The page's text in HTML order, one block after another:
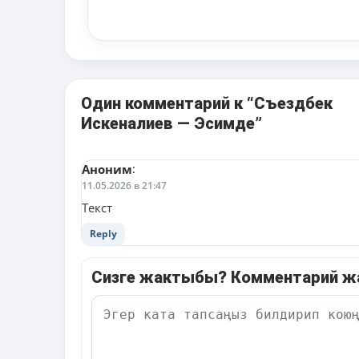
Один комментарий к “Съездбек
Искеналиев — Эсимде”
Аноним:
11.05.2026 в 21:47
Текст
Reply
Сизге жактыбы? Комментарий